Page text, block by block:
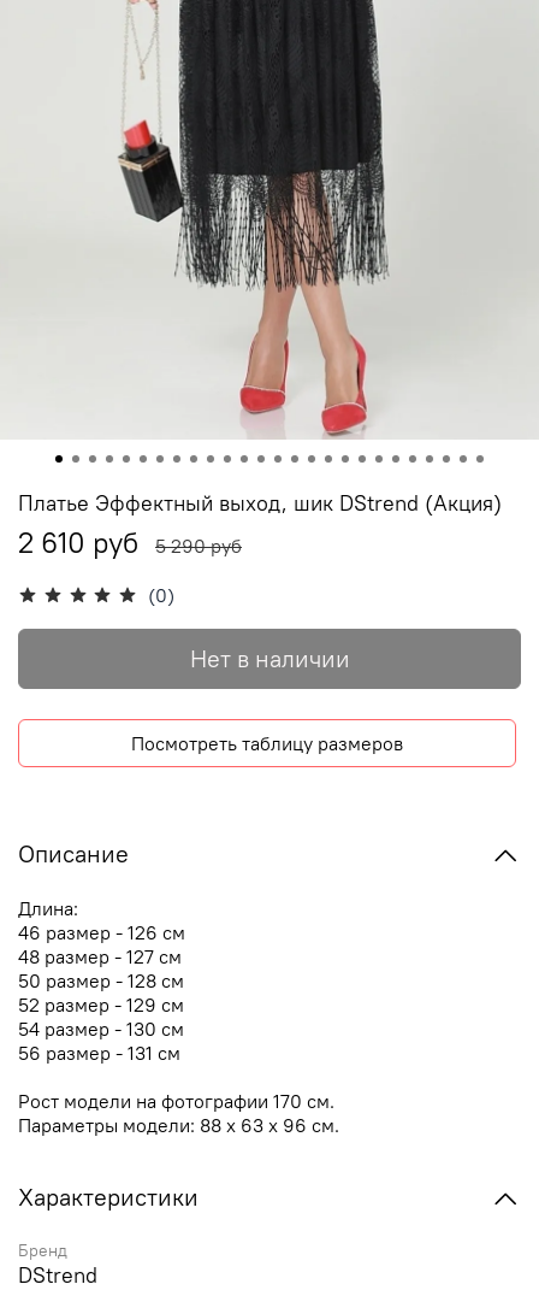
(0)
Платье Эффектный выход, шик DStrend (Акция)
2 610 руб 5 290 руб
Нет в наличии
Посмотреть таблицу размеров
Описание
Длина:
46 размер - 126 см
48 размер - 127 см
50 размер - 128 см
52 размер - 129 см
54 размер - 130 см
56 размер - 131 см
Рост модели на фотографии 170 см.
Параметры модели: 88 х 63 х 96 см.
Характеристики
Бренд
DStrend